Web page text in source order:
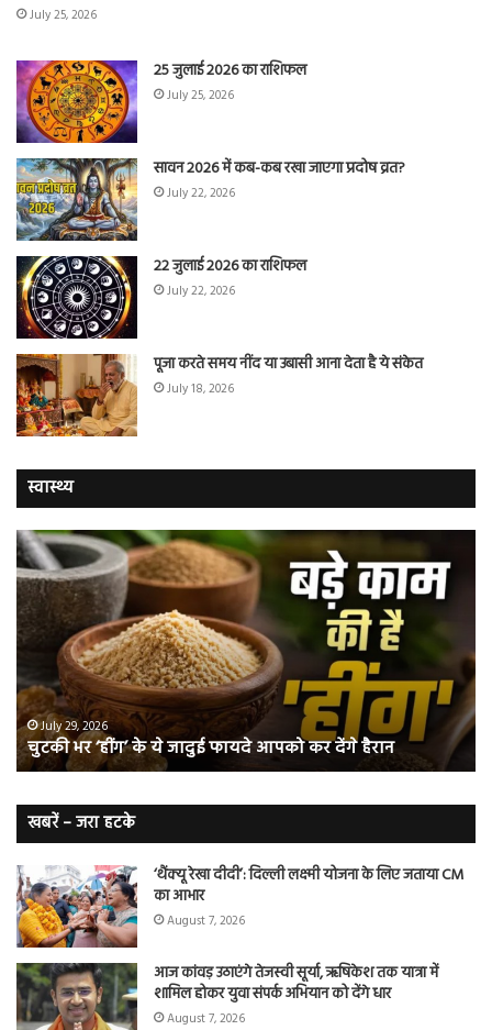
July 25, 2026
25 जुलाई 2026 का राशिफल
July 25, 2026
सावन 2026 में कब-कब रखा जाएगा प्रदोष व्रत?
July 22, 2026
22 जुलाई 2026 का राशिफल
July 22, 2026
पूजा करते समय नींद या उबासी आना देता है ये संकेत
July 18, 2026
स्वास्थ्य
चुटकी
भर
‘हींग’
के
ये
फायदे
आपको
कर
देंगे
हैरान
July 29, 2026
चुटकी भर ‘हींग’ के ये जादुई फायदे आपको कर देंगे हैरान
भी
हो
हैं
खबरें – जरा हटके
‘थैंक्यू रेखा दीदी’: दिल्ली लक्ष्मी योजना के लिए जताया CM
का आभार
August 7, 2026
आज कांवड़ उठाएंगे तेजस्वी सूर्या, ऋषिकेश तक यात्रा में
शामिल होकर युवा संपर्क अभियान को देंगे धार
August 7, 2026